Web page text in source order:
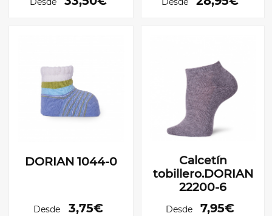
DORIAN 1044-0
Desde 3,75€
Calcetín
tobillero.DORIAN
22200-6
Desde 7,95€